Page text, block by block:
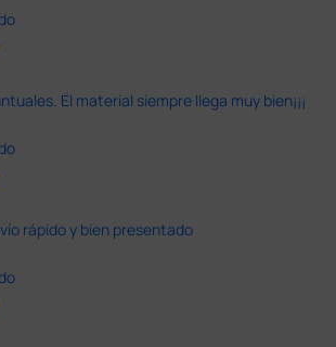
El material siempre llega muy bien¡¡¡
rápido y bien presentado